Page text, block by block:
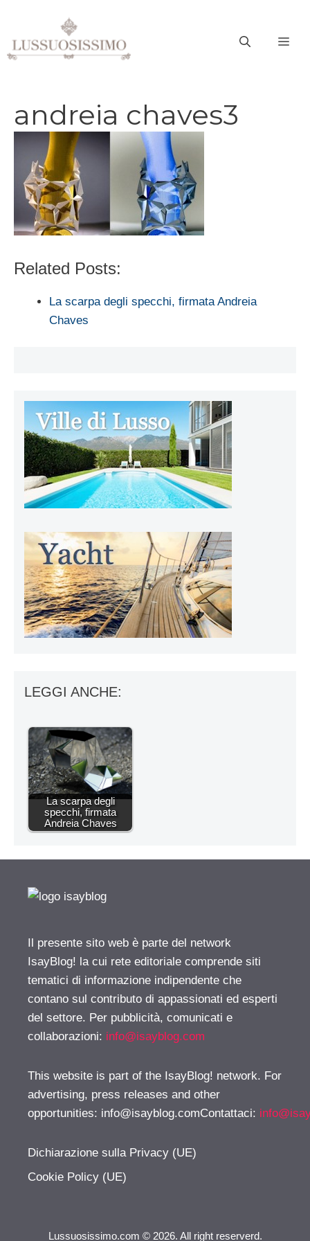
contenuto
andreia chaves3
Related Posts:
La scarpa degli specchi, firmata Andreia
Chaves
LEGGI ANCHE:
La scarpa degli
specchi, firmata
Andreia Chaves
Il presente sito web è parte del network
IsayBlog! la cui rete editoriale comprende siti
tematici di informazione indipendente che
contano sul contributo di appassionati ed esperti
del settore. Per pubblicità, comunicati e
collaborazioni: info@isayblog.com
This website is part of the IsayBlog! network. For
advertising, press releases and other
opportunities: info@isayblog.comContattaci:
Dichiarazione sulla Privacy (UE)
Cookie Policy (UE)
Lussuosissimo.com © 2026. All right reserverd.